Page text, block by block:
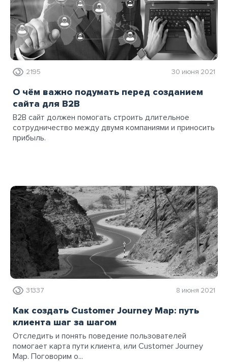
2195 30 июня 2021
О чём важно подумать перед созданием
сайта для B2B
B2B сайт должен помогать строить длительное
сотрудничество между двумя компаниями и приносить
прибыль.
31337 8 июня 2021
Как создать Customer Journey Map: путь
клиента шаг за шагом
Отследить и понять поведение пользователей
помогает карта пути клиента, или Customer Journey
Map. Поговорим о...